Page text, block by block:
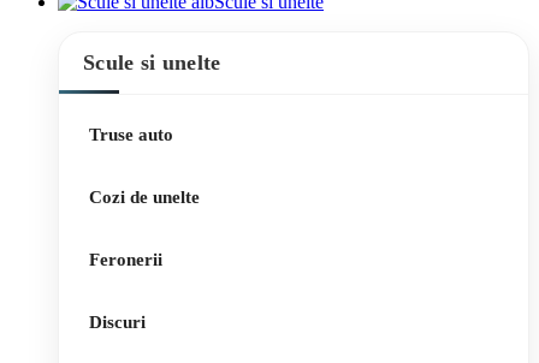
Scule si unelte
Truse auto
Cozi de unelte
Feronerii
Discuri